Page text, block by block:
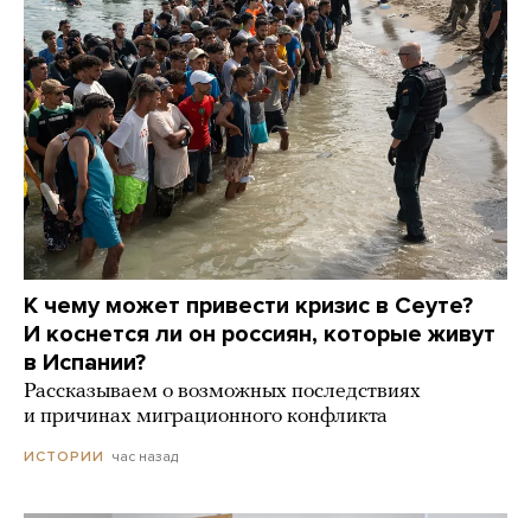
К чему может привести кризис в Сеуте?
И коснется ли он россиян, которые живут
в Испании?
Рассказываем о возможных последствиях
и причинах миграционного конфликта
ИСТОРИИ час назад